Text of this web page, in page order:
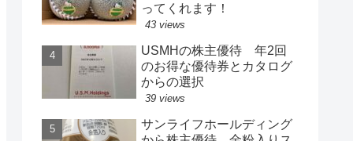
ってくれます！
43 views
USMHの株主優待 年2回
のお得な優待券とカタログ
からの選択
39 views
サンライフホールディング